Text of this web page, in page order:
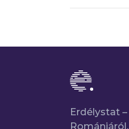
Erdélystat